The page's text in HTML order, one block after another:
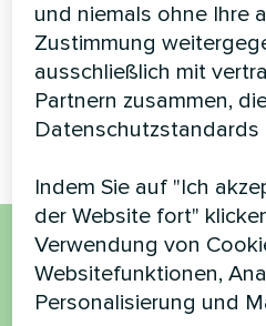
Die modulare Wärmepumpe
MyCond STANDARD MCU
bietet eine robuste
Klimaregelung für
Möchten Sie
und niemals ohne Ihre
Zustimmung
ausschließlich mit
Partnern zusammen,
Datenschutzstandards
Indem Sie auf "Ich
der Website fort"
Verwendung von
Websitefunktionen,
Personalisierung und